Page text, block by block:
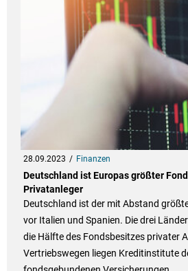
28.09.2023 Finanzen
Deutschland ist Europas größter
Privatanleger
Deutschland ist der mit Abstand
vor Italien und Spanien. Die drei
die Hälfte des Fondsbesitzes privater
Vertriebswegen liegen Kreditinstitute